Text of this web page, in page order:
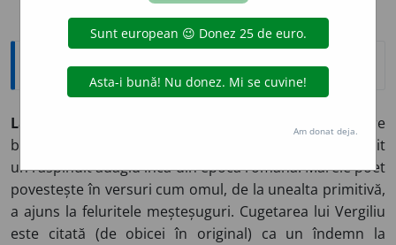
Expresii și citate
Labor omnia vincit improbus
(lat. „Munca stăruitoare
biruie toate”) Vergiliu,
(I, 144-145) – text devenit
un răspîndit adagiu încă din epoca romană. Marele poet
povestește în versuri cum omul, de la unealta primitivă,
a ajuns la feluritele meșteșuguri. Cugetarea lui Vergiliu
este citată (de obicei în original) ca un îndemn la
Am donat deja.